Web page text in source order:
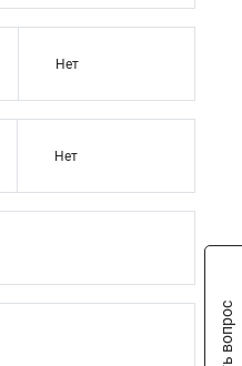
Нет
Нет